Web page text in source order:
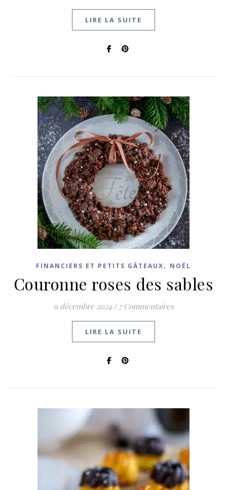
LIRE LA SUITE
FINANCIERS ET PETITS GÂTEAUX, NOËL
Couronne roses des sables
9 décembre 2024 / 7 Commentaires
LIRE LA SUITE